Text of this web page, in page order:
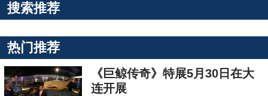
搜索推荐
热门推荐
《巨鲸传奇》特展5月30日在大
连开展